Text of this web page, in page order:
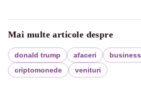
Mai multe articole despre
donald trump afaceri business
criptomonede
venituri